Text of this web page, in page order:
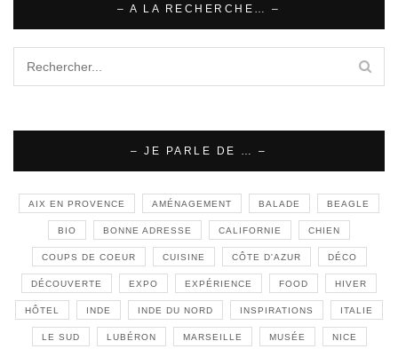
– A LA RECHERCHE… –
– JE PARLE DE … –
AIX EN PROVENCE AMÉNAGEMENT BALADE BEAGLE
BIO BONNE ADRESSE CALIFORNIE CHIEN
COUPS DE COEUR CUISINE CÔTE D'AZUR DÉCO
DÉCOUVERTE EXPO EXPÉRIENCE FOOD HIVER
HÔTEL INDE INDE DU NORD INSPIRATIONS ITALIE
LE SUD LUBÉRON MARSEILLE MUSÉE NICE